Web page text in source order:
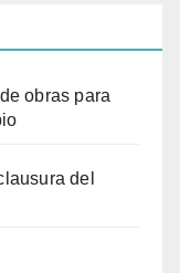
obras para
del